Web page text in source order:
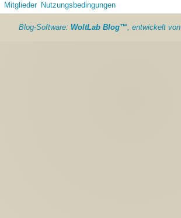
Mitglieder Nutzungsbedingungen
Blog-Software: WoltLab Blog™, entwickelt von